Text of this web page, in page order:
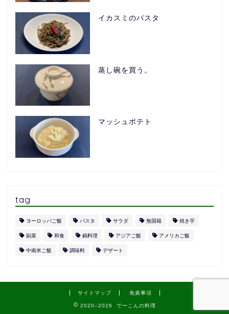
イカスミのパスタ
蒸し碗を買う。
マッシュポテト
tag
ヨーロッパご飯 パスタ サラダ 無国籍 焼き芋
副菜 和食 鍋料理 アジアご飯 アメリカご飯
中南米ご飯 調味料 デザート
サイトマップ 免責事項
2020–2026 でーこんの料理